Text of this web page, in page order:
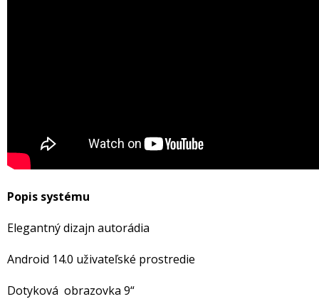
Popis systému
Elegantný dizajn autorádia
Android 14.0 uživateľské prostredie
Dotyková obrazovka 9“